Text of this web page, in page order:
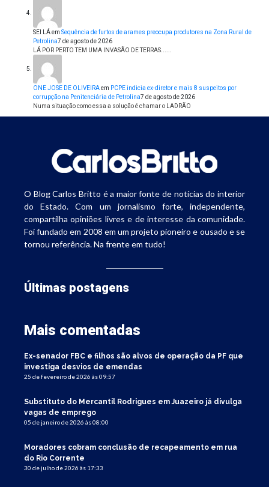
SEI LÁem Sequência de furtos de arames preocupa produtores na Zona Rural de
Petrolina7 de agosto de 2026
LÁ POR PERTO TEM UMA INVASÃO DE TERRAS......
ONE JOSE DE OLIVEIRAem PCPE indicia ex-diretor e mais 8 suspeitos por
corrupção na Penitenciária de Petrolina7 de agosto de 2026
Numa situação como essa a solução é chamar o LADRÃO
O Blog Carlos Britto é a maior fonte de notícias do interior
do Estado. Com um jornalismo forte, independente,
compartilha opiniões livres e de interesse da comunidade.
Foi fundado em 2008 em um projeto pioneiro e ousado e se
tornou referência. Na frente em tudo!
Últimas postagens
Mais comentadas
Ex-senador FBC e filhos são alvos de operação da PF que
investiga desvios de emendas
25 de fevereiro de 2026 às 09:57
Substituto do Mercantil Rodrigues em Juazeiro já divulga
vagas de emprego
05 de janeiro de 2026 às 08:00
Moradores cobram conclusão de recapeamento em rua
do Rio Corrente
30 de julho de 2026 às 17:33